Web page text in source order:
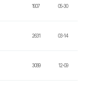
1907 05-30
2631 03-14
3089 12-09